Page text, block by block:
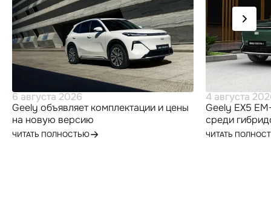
6 августа 2026
Geely объявляет комплектации и цены
на новую версию
высокотехнологичного гибридного
ЧИТАТЬ ПОЛНОСТЬЮ
4 августа
Geely EX5
среди
по итогам
ЧИТАТЬ